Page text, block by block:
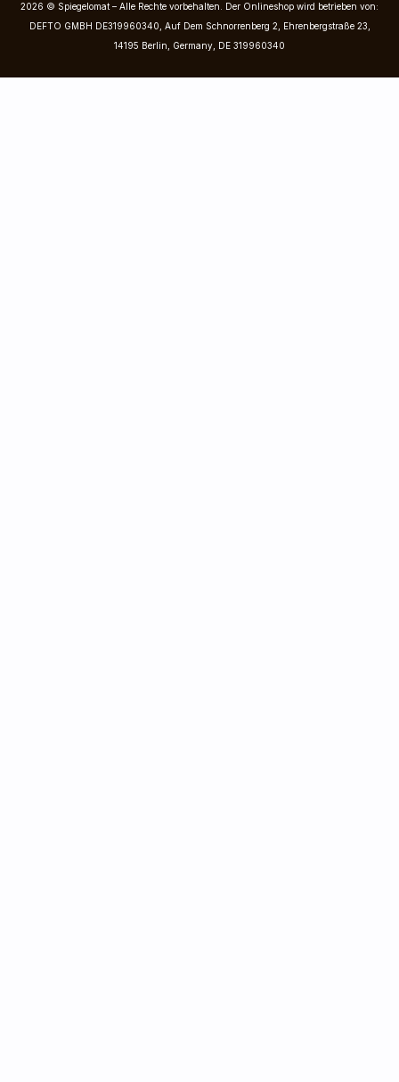
2026 © Spiegelomat – Alle Rechte vorbehalten. Der Onlineshop wird betrieben von:
DEFTO GMBH DE319960340, Auf Dem Schnorrenberg 2, Ehrenbergstraße 23,
14195 Berlin, Germany, DE 319960340